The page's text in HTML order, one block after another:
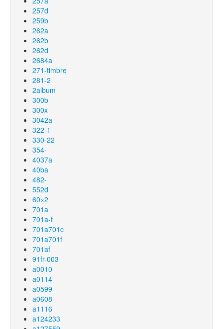
257d
259b
262a
262b
262d
2684a
271-timbre
281-2
2album
300b
300x
3042a
322-1
330-22
354-
4037a
40ba
482-
552d
60×2
701a
701a-f
701a701c
701a701f
701af
91fr-003
a0010
a0114
a0599
a0608
a1116
a124233